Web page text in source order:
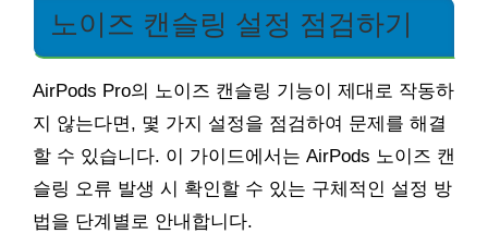
노이즈 캔슬링 설정 점검하기
AirPods Pro의 노이즈 캔슬링 기능이 제대로 작동하
지 않는다면, 몇 가지 설정을 점검하여 문제를 해결
할 수 있습니다. 이 가이드에서는 AirPods 노이즈 캔
슬링 오류 발생 시 확인할 수 있는 구체적인 설정 방
법을 단계별로 안내합니다.